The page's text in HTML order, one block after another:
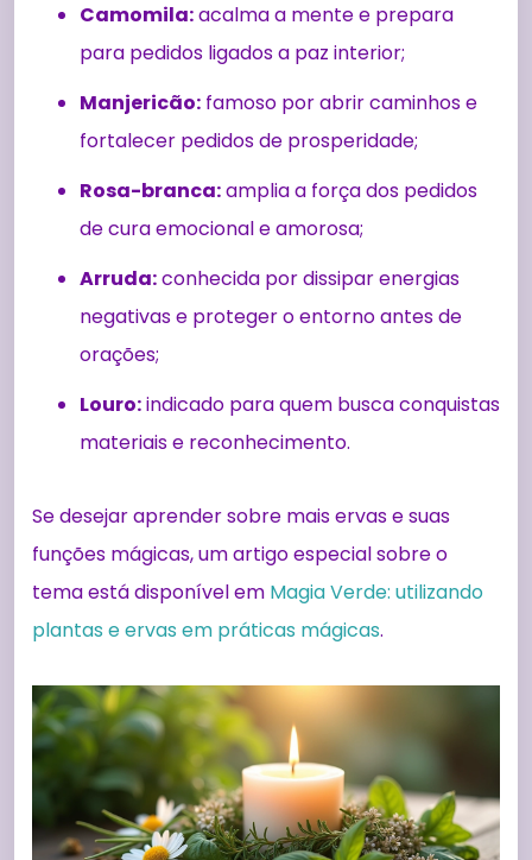
Camomila:acalma a mente e prepara
para pedidos ligados a paz interior;
Manjericão: famoso por abrir caminhos e
fortalecer pedidos de prosperidade;
Rosa-branca:amplia a força dos pedidos
de cura emocional e amorosa;
Arruda:conhecida por dissipar energias
negativas e proteger o entorno antes de
orações;
Louro:indicado para quem busca conquistas
materiais e reconhecimento.
Se desejar aprender sobre mais ervas e suas
funções mágicas, um artigo especial sobre o
tema está disponível em Magia Verde: utilizando
plantas e ervas em práticas mágicas.